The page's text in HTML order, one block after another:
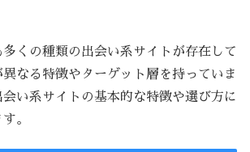
くの種類の出会い系サイトが存在して
なる特徴やターゲット層を持っていま
い系サイトの基本的な特徴や選び方に
。